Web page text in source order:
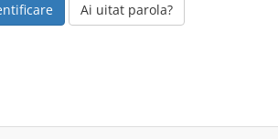
Ai uitat parola?